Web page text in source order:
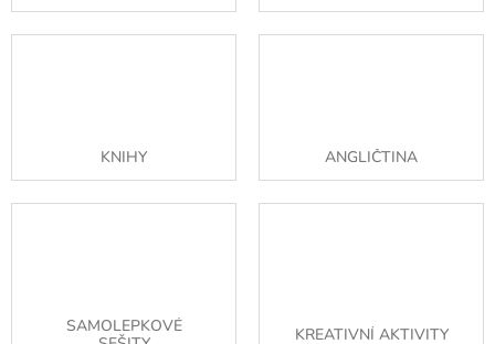
KNIHY ANGLIČTINA
SAMOLEPKOVÉ
KREATIVNÍ AKTIVITY